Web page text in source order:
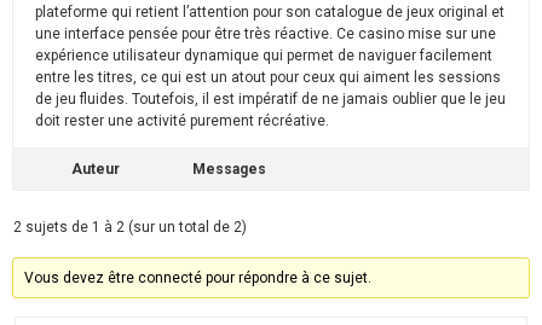
plateforme qui retient l’attention pour son catalogue de jeux original et
une interface pensée pour être très réactive. Ce casino mise sur une
expérience utilisateur dynamique qui permet de naviguer facilement
entre les titres, ce qui est un atout pour ceux qui aiment les sessions
de jeu fluides. Toutefois, il est impératif de ne jamais oublier que le jeu
doit rester une activité purement récréative.
Auteur Messages
2 sujets de 1 à 2 (sur un total de 2)
Vous devez être connecté pour répondre à ce sujet.